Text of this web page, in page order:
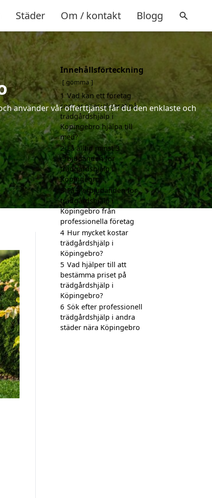
Städer Om / kontakt Blogg
använder vår offerttjänst får du den enklaste och
Innehållsförteckning
gömma
1 Vad kan ett företag
som är specialiserat på
trädgårdshjälp i
Köpingebro hjälpa till
med?
2 Få alltid minst 3
erbjudanden för
trädgårdshjälp i
Köpingebro
3 Få 3 erbjudanden för
trädgårdshjälp i
Köpingebro från
professionella företag
4 Hur mycket kostar
trädgårdshjälp i
Köpingebro?
5 Vad hjälper till att
bestämma priset på
trädgårdshjälp i
Köpingebro?
6 Sök efter professionell
trädgårdshjälp i andra
städer nära Köpingebro